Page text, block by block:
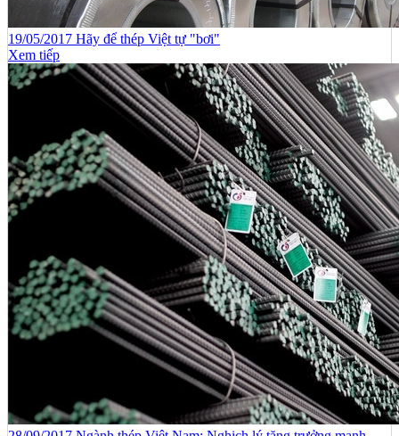
19/05/2017 Hãy để thép Việt tự "bơi"
Xem tiếp